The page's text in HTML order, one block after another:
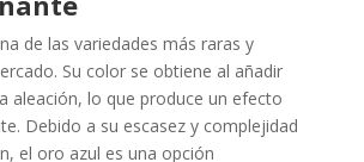
de las variedades más raras y
Su color se obtiene al añadir
aleación, lo que produce un efecto
Debido a su escasez y complejidad
el oro azul es una opción